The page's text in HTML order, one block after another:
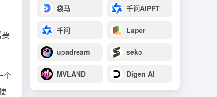
要
个
袋马 千问AIPPT
千问 Laper
upadream seko
MVLAND Digen AI